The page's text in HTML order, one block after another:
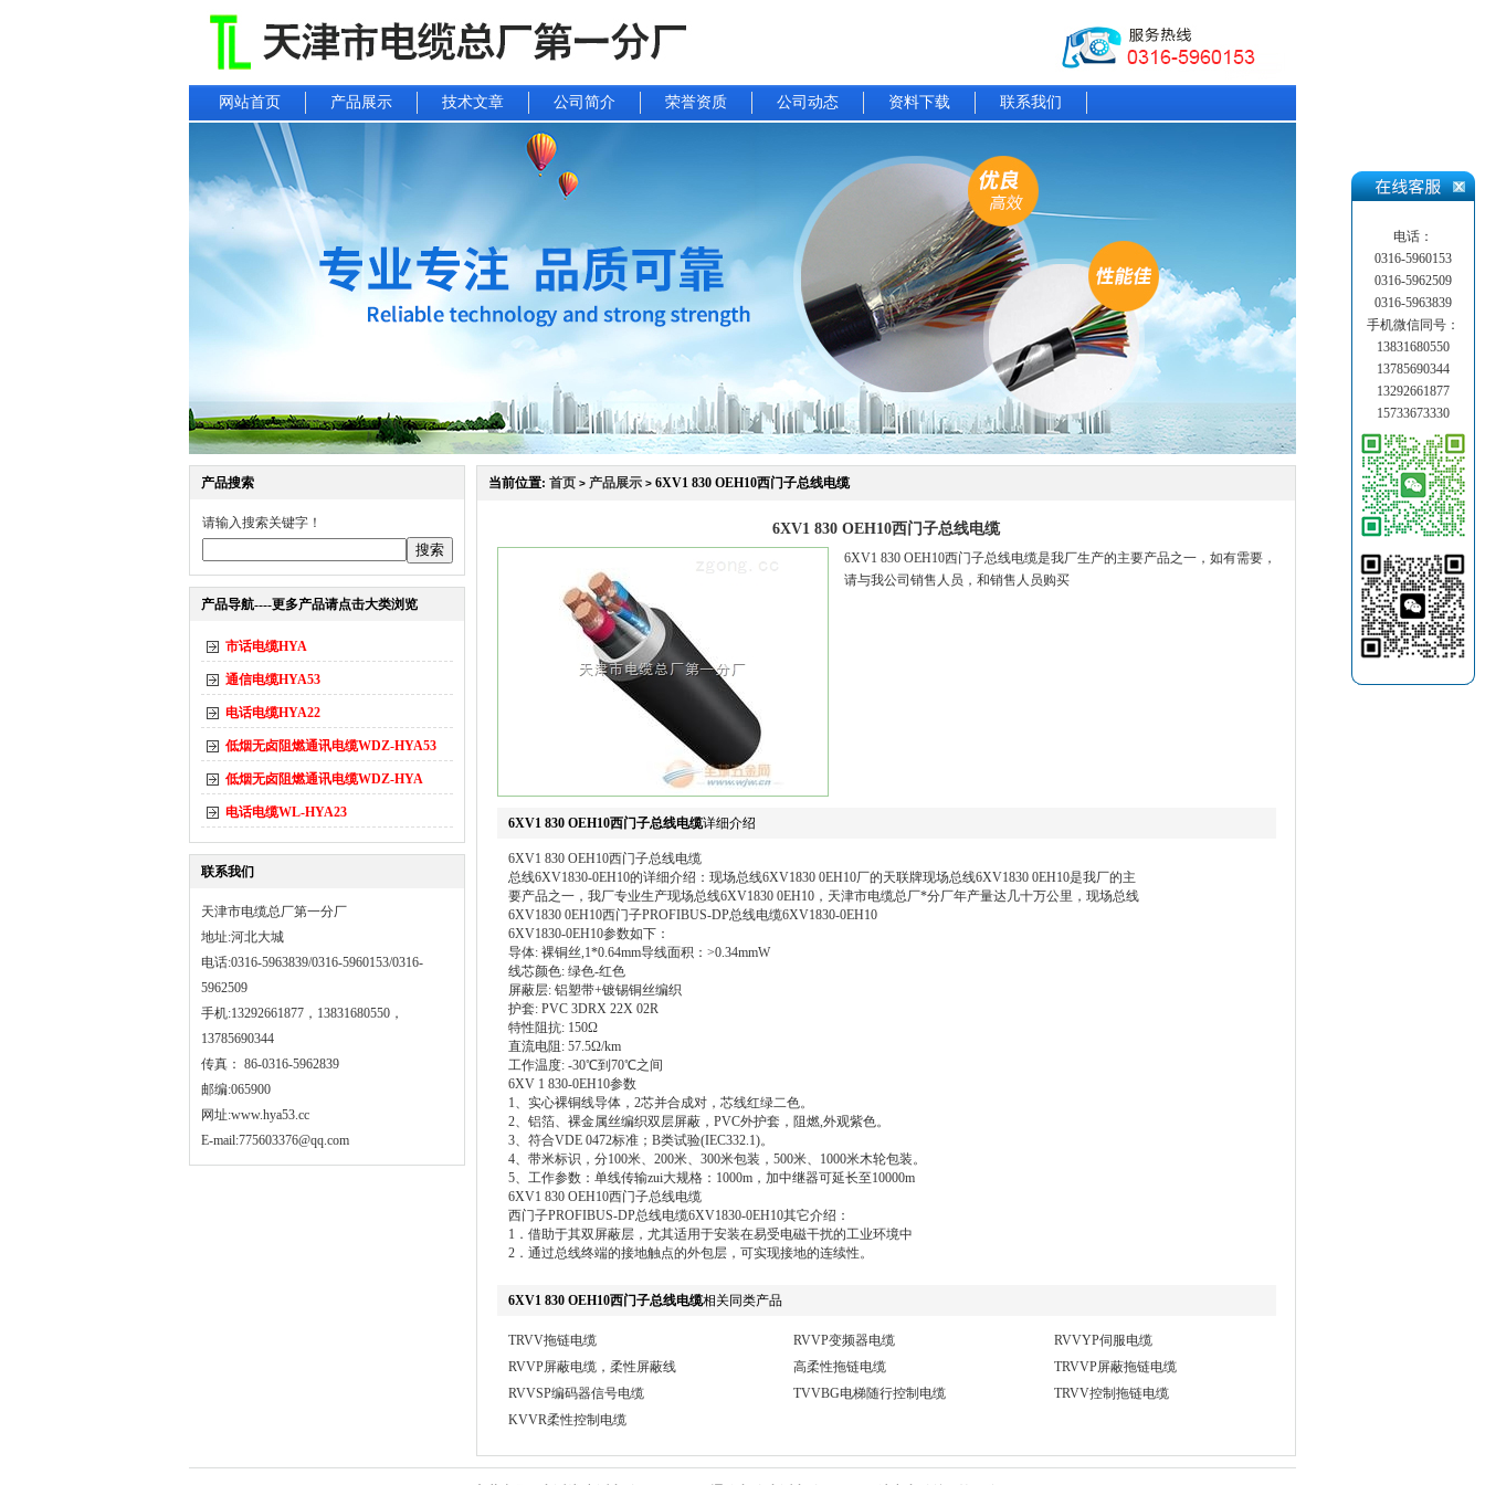
网站首页 产品展示 技术文章 公司简介 荣誉资质 公司动态 资料下载 联系我们
产品搜索
请输入搜索关键字！
产品导航----更多产品请点击大类浏览
市话电缆HYA
通信电缆HYA53
电话电缆HYA22
低烟无卤阻燃通讯电缆WDZ-HYA53
低烟无卤阻燃通讯电缆WDZ-HYA
电话电缆WL-HYA23
联系我们
天津市电缆总厂第一分厂
地址:河北大城
电话:0316-5963839/0316-5960153/0316-
5962509
手机:13292661877，13831680550，
13785690344
传真： 86-0316-5962839
邮编:065900
网址:www.hya53.cc
E-mail:775603376@qq.com
当前位置: 首页 > 产品展示 > 6XV1 830 OEH10西门子总线电缆
6XV1 830 OEH10西门子总线电缆
6XV1 830 OEH10西门子总线电缆是我厂生产的主要产品之一，如有需要，
请与我公司销售人员，和销售人员购买
6XV1 830 OEH10西门子总线电缆详细介绍
6XV1 830 OEH10西门子总线电缆
总线6XV1830-0EH10的详细介绍：现场总线6XV1830 0EH10厂的天联牌现场总线6XV1830 0EH10是我厂的主
要产品之一，我厂专业生产现场总线6XV1830 0EH10，天津市电缆总厂*分厂年产量达几十万公里，现场总线
6XV1830 0EH10西门子PROFIBUS-DP总线电缆6XV1830-0EH10
6XV1830-0EH10参数如下：
导体: 裸铜丝,1*0.64mm导线面积：>0.34mmW
线芯颜色: 绿色-红色
屏蔽层: 铝塑带+镀锡铜丝编织
护套: PVC 3DRX 22X 02R
特性阻抗: 150Ω
直流电阻: 57.5Ω/km
工作温度: -30℃到70℃之间
6XV 1 830-0EH10参数
1、实心裸铜线导体，2芯并合成对，芯线红绿二色。
2、铝箔、裸金属丝编织双层屏蔽，PVC外护套，阻燃,外观紫色。
3、符合VDE 0472标准；B类试验(IEC332.1)。
4、带米标识，分100米、200米、300米包装，500米、1000米木轮包装。
5、工作参数：单线传输zui大规格：1000m，加中继器可延长至10000m
6XV1 830 OEH10西门子总线电缆
西门子PROFIBUS-DP总线电缆6XV1830-0EH10其它介绍：
1．借助于其双屏蔽层，尤其适用于安装在易受电磁干扰的工业环境中
2．通过总线终端的接地触点的外包层，可实现接地的连续性。
6XV1 830 OEH10西门子总线电缆相关同类产品
TRVV拖链电缆 RVVP变频器电缆
RVVYP伺服电缆
RVVP屏蔽电缆，柔性屏蔽线
高柔性拖链电缆
TRVVP屏蔽拖链电缆
RVVSP编码器信号电缆
TVVBG电梯随行控制电缆
TRVV控制拖链电缆
KVVR柔性控制电缆
电话：
0316-5960153
0316-5962509
0316-5963839
手机微信同号：
13831680550
13785690344
13292661877
15733673330